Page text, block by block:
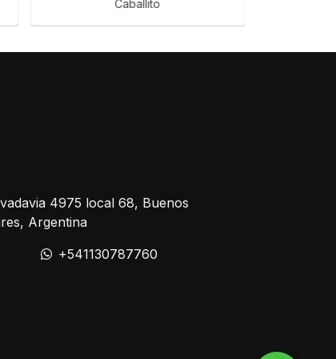
Caballito
4975 local 68, Buenos
Argentina
+541130787760